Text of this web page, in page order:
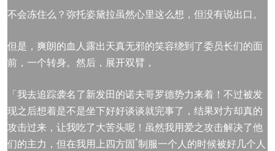
不会冻住么？弥托姿黛拉虽然心里这么想，但没有说出口。
但是，爽朗的血人露出天真无邪的笑容绕到了委员长们的面
前，一个转身。然后，展开双臂，
「我去追踪袭名了新发田的诺夫哥罗德势力来着！不过被发
现之后想着是不是坐下好好谈谈就完事了，结果对方却真的
攻击过来，让我吃了大苦头呢！虽然我用爱之攻击解决了他
们的主力，但在我用上四方固*制服一个人的时候被好几个人